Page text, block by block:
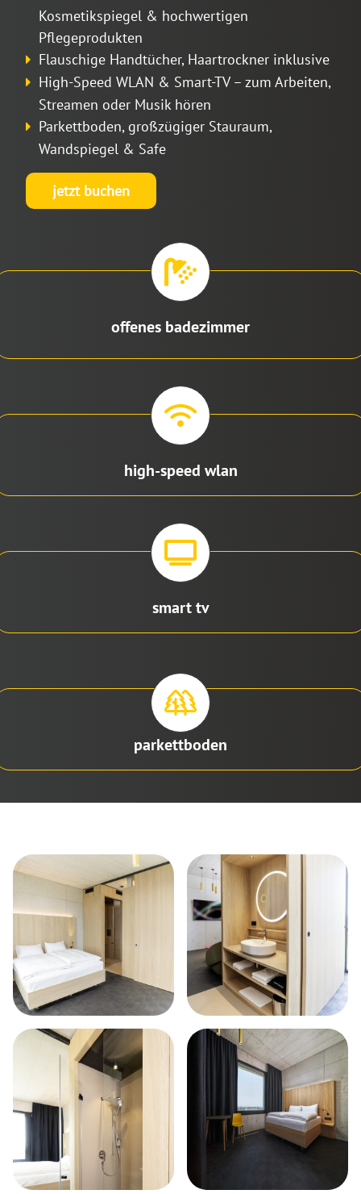
Kosmetikspiegel & hochwertigen
Pflegeprodukten
Flauschige Handtücher, Haartrockner inklusive
High-Speed WLAN & Smart-TV – zum Arbeiten,
Streamen oder Musik hören
Parkettboden, großzügiger Stauraum,
Wandspiegel & Safe
jetzt buchen
offenes badezimmer
high-speed wlan
smart tv
parkettboden